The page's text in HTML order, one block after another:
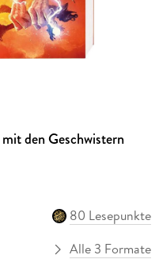
den Geschwistern
80 Lesepunkte
Alle 3 Formate